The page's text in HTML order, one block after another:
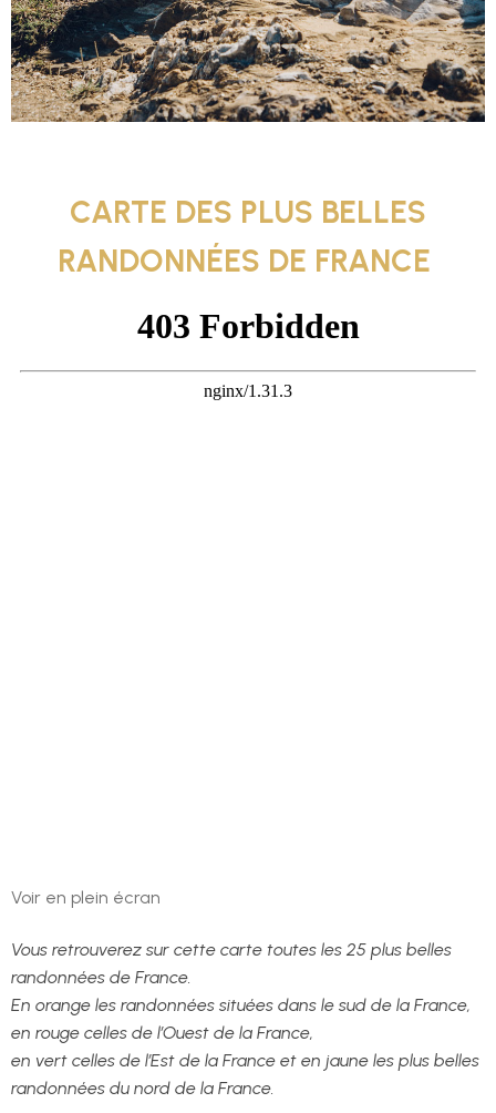
CARTE DES PLUS BELLES
RANDONNÉES DE FRANCE
Voir en plein écran
Vous retrouverez sur cette carte toutes les 25 plus belles
randonnées de France.
En orange les randonnées situées dans le sud de la France,
en rouge celles de l’Ouest de la France,
en vert celles de l’Est de la France et en jaune les plus belles
randonnées du nord de la France.